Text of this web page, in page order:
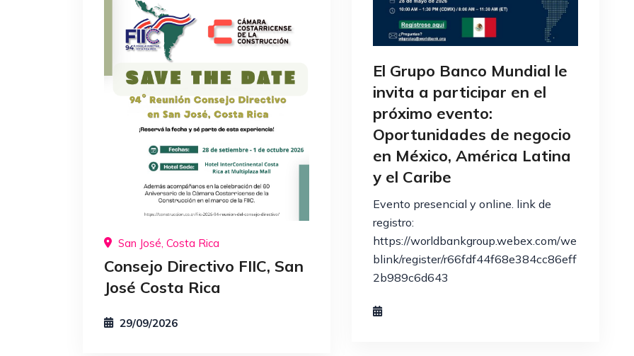
San José, Costa Rica
Consejo Directivo FIIC, San
José Costa Rica
29/09/2026
El Grupo Banco Mundial le
invita a participar en el
próximo evento:
Oportunidades de negocio
en México, América Latina
y el Caribe
Evento presencial y online. link de
registro:
https://worldbankgroup.webex.com/we
blink/register/r66fdf44f68e384cc86eff
2b989c6d643